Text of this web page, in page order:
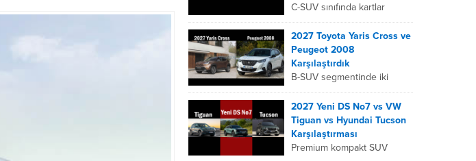
C-SUV sınıfında kartlar
yeniden dağıtıldı. 2027
Renault Boreal, Renault
Duster ve Nissan Qashqai;
her biri farklı bir sürüş
deneyimi, motor...
2027 Toyota Yaris Cross ve
Peugeot 2008
Karşılaştırdık
B-SUV segmentinde iki
önemli oyuncu olan 2027
Toyota Yaris
Cross ve Peugeot 2008,
farklı mühendislik
felsefeleriyle kullanıcıların
2027 Yeni DS No7 vs VW
Tiguan vs Hyundai Tucson
Karşılaştırması
Premium kompakt SUV